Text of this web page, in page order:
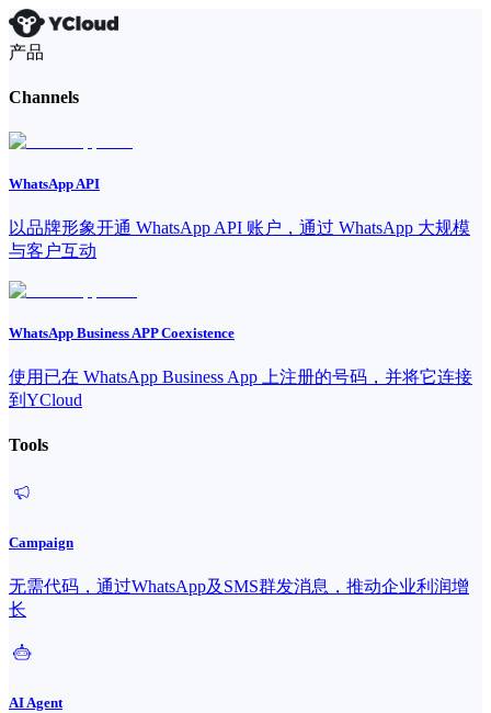
产品
Channels
WhatsApp API
以品牌形象开通 WhatsApp API 账户，通过 WhatsApp 大规模
与客户互动
WhatsApp Business APP Coexistence
使用已在 WhatsApp Business App 上注册的号码，并将它连接
到YCloud
Tools
Campaign
无需代码，通过WhatsApp及SMS群发消息，推动企业利润增
长
AI Agent